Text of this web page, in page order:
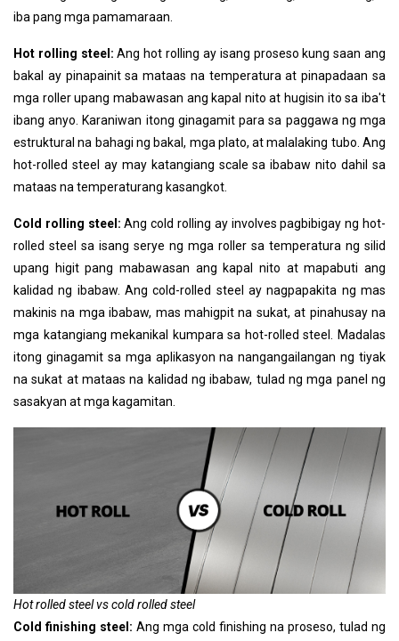
iba pang mga pamamaraan.
Hot rolling steel: Ang hot rolling ay isang proseso kung saan ang
bakal ay pinapainit sa mataas na temperatura at pinapadaan sa
mga roller upang mabawasan ang kapal nito at hugisin ito sa iba't
ibang anyo. Karaniwan itong ginagamit para sa paggawa ng mga
estruktural na bahagi ng bakal, mga plato, at malalaking tubo. Ang
hot-rolled steel ay may katangiang scale sa ibabaw nito dahil sa
mataas na temperaturang kasangkot.
Cold rolling steel:Ang cold rolling ay involves pagbibigay ng hot-
rolled steel sa isang serye ng mga roller sa temperatura ng silid
upang higit pang mabawasan ang kapal nito at mapabuti ang
kalidad ng ibabaw. Ang cold-rolled steel ay nagpapakita ng mas
makinis na mga ibabaw, mas mahigpit na sukat, at pinahusay na
mga katangiang mekanikal kumpara sa hot-rolled steel. Madalas
itong ginagamit sa mga aplikasyon na nangangailangan ng tiyak
na sukat at mataas na kalidad ng ibabaw, tulad ng mga panel ng
sasakyan at mga kagamitan.
Hot rolled steel vs cold rolled steel
Cold finishing steel: Ang mga cold finishing na proseso, tulad ng